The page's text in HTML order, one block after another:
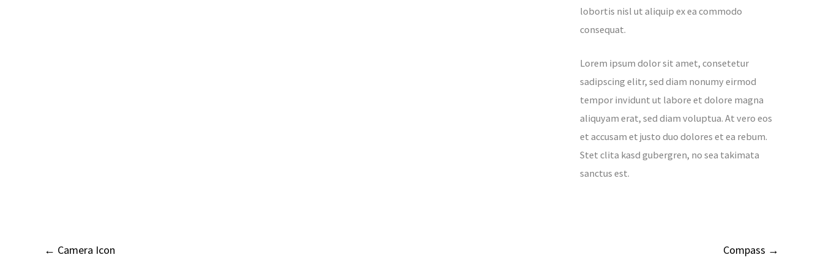
lobortis nisl ut aliquip ex ea commodo
consequat.
Lorem ipsum dolor sit amet, consetetur
sadipscing elitr, sed diam nonumy eirmod
tempor invidunt ut labore et dolore magna
aliquyam erat, sed diam voluptua. At vero eos
et accusam et justo duo dolores et ea rebum.
Stet clita kasd gubergren, no sea takimata
sanctus est.
Post
← Camera Icon Compass →